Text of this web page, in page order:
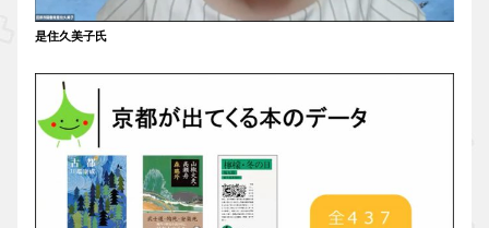
是住久美子氏